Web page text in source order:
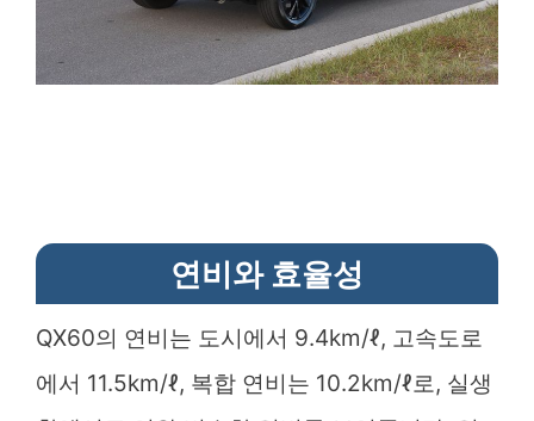
연비와 효율성
QX60의 연비는 도시에서 9.4km/ℓ, 고속도로
에서 11.5km/ℓ, 복합 연비는 10.2km/ℓ로, 실생